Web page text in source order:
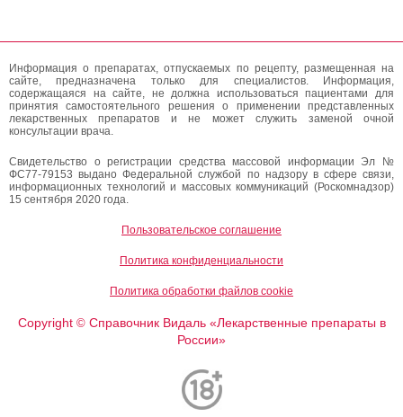
Информация о препаратах, отпускаемых по рецепту, размещенная на
сайте, предназначена только для специалистов. Информация,
содержащаяся на сайте, не должна использоваться пациентами для
принятия самостоятельного решения о применении представленных
лекарственных препаратов и не может служить заменой очной
консультации врача.
Свидетельство о регистрации средства массовой информации Эл №
ФС77-79153 выдано Федеральной службой по надзору в сфере связи,
информационных технологий и массовых коммуникаций (Роскомнадзор)
15 сентября 2020 года.
Пользовательское соглашение
Политика конфиденциальности
Политика обработки файлов cookie
Copyright ©Справочник Видаль «Лекарственные препараты в
России»